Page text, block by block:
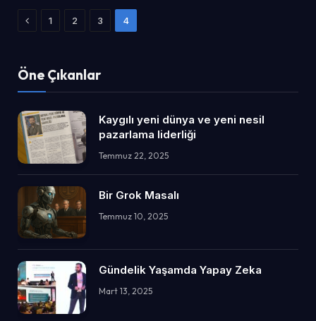
Önceki
1 2 3 4
Öne Çıkanlar
Kaygılı yeni dünya ve yeni nesil
pazarlama liderliği
Temmuz 22, 2025
Bir Grok Masalı
Temmuz 10, 2025
Gündelik Yaşamda Yapay Zeka
Mart 13, 2025